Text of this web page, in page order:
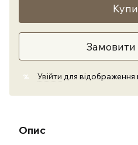
% Увійти для відображення
Опис